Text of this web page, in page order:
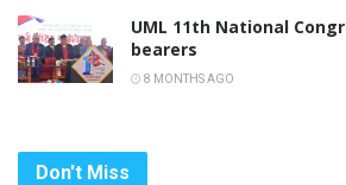
UML 11th National
bearers
8 MONTHS AGO
Don't Miss